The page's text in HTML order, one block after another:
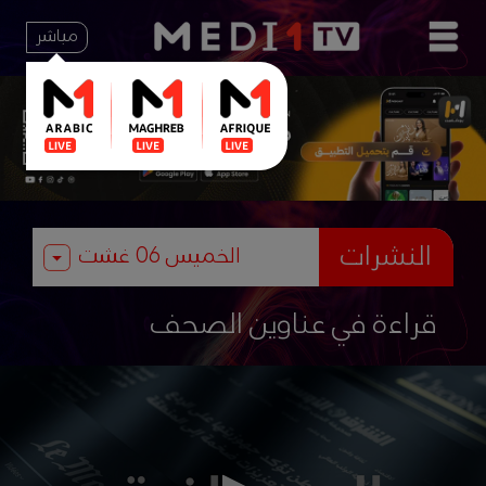
مباشر
النشرات
قراءة في عناوين الصحف